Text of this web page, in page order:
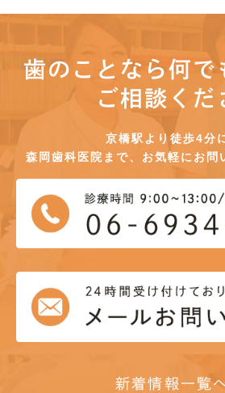
歯のことなら何で
ご相談くだ
京橋駅より徒歩4分
森岡歯科医院まで、お気軽にお問
新着情報一覧